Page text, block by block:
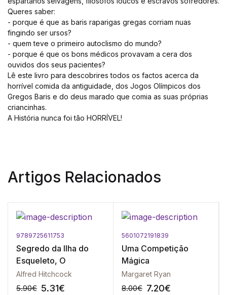
Queres saber:
- porque é que as baris raparigas gregas corriam nuas
fingindo ser ursos?
- quem teve o primeiro autoclismo do mundo?
- porque é que os bons médicos provavam a cera dos
ouvidos dos seus pacientes?
Lê este livro para descobrires todos os factos acerca da
horrível comida da antiguidade, dos Jogos Olímpicos dos
Gregos Baris e do deus marado que comia as suas próprias
criancinhas.
A História nunca foi tão HORRÍVEL!
Artigos Relacionados
9789725611753
Segredo da Ilha do
Esqueleto, O
Alfred Hitchcock
5.90€ 5.31€
5601072191839
Uma Competição
Mágica
Margaret Ryan
8.00€ 7.20€